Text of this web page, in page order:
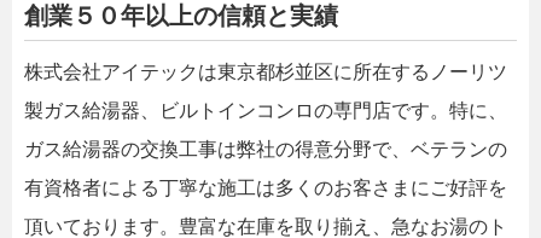
創業５０年以上の信頼と実績
株式会社アイテックは東京都杉並区に所在するノーリツ
製ガス給湯器、ビルトインコンロの専門店です。特に、
ガス給湯器の交換工事は弊社の得意分野で、ベテランの
有資格者による丁寧な施工は多くのお客さまにご好評を
頂いております。豊富な在庫を取り揃え、急なお湯のト